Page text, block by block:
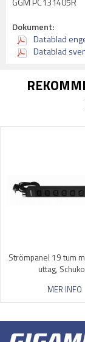
Dokument:
Datablad
Datablad
Strömpanel 19 tum
uttag,
MER INFO